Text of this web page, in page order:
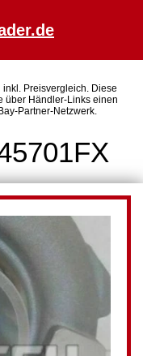
Preisvergleich. Diese
über Händler-Links einen
Partner-Netzwerk.